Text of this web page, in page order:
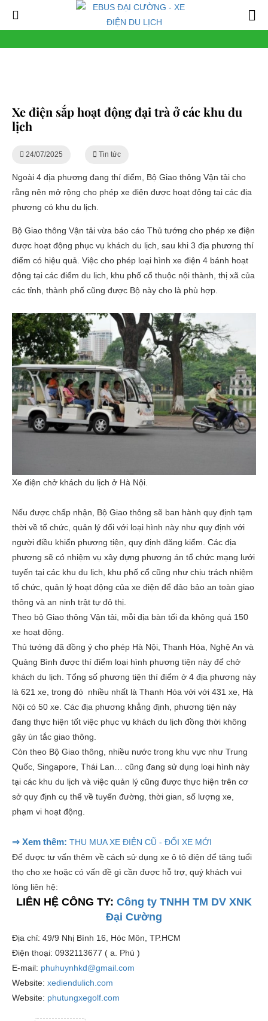
Xe điện sắp hoạt động đại trà ở các khu du
lịch
24/07/2025 Tin tức
Ngoài 4 địa phương đang thí điểm, Bộ Giao thông Vận tải cho
rằng nên mở rộng cho phép xe điện được hoạt động tại các địa
phương có khu du lịch.
Bộ Giao thông Vận tải vừa báo cáo Thủ tướng cho phép xe điện
được hoạt động phục vụ khách du lịch, sau khi 3 địa phương thí
điểm có hiệu quả. Việc cho phép loại hình xe điện 4 bánh hoạt
động tại các điểm du lịch, khu phố cổ thuộc nội thành, thị xã của
các tỉnh, thành phố cũng được Bộ này cho là phù hợp.
Xe điện chở khách du lịch ở Hà Nội.
Nếu được chấp nhận, Bộ Giao thông sẽ ban hành quy định tạm
thời về tổ chức, quản lý đối với loại hình này như quy định với
người điều khiển phương tiện, quy định đăng kiểm. Các địa
phương sẽ có nhiệm vụ xây dựng phương án tổ chức mạng lưới
tuyến tại các khu du lịch, khu phố cổ cũng như chịu trách nhiệm
tổ chức, quản lý hoạt động của xe điện để đảo bảo an toàn giao
thông và an ninh trật tự đô thị.
Theo bộ Giao thông Vận tải, mỗi địa bàn tối đa không quá 150
xe hoạt động.
Thủ tướng đã đồng ý cho phép Hà Nội, Thanh Hóa, Nghệ An và
Quảng Bình được thí điểm loại hình phương tiện này để chở
khách du lịch. Tổng số phương tiện thí điểm ở 4 địa phương này
là 621 xe, trong đó nhiều nhất là Thanh Hóa với với 431 xe, Hà
Nội có 50 xe. Các địa phương khẳng định, phương tiện này
đang thực hiện tốt việc phục vụ khách du lịch đồng thời không
gây ùn tắc giao thông.
Còn theo Bộ Giao thông, nhiều nước trong khu vực như Trung
Quốc, Singapore, Thái Lan… cũng đang sử dụng loại hình này
tại các khu du lịch và việc quản lý cũng được thực hiện trên cơ
sở quy định cụ thể về tuyến đường, thời gian, số lượng xe,
phạm vi hoạt động.
⇒ Xem thêm: THU MUA XE ĐIỆN CŨ - ĐỔI XE MỚI
Để được tư vấn thêm về cách sử dụng xe ô tô điện để tăng tuổi
thọ cho xe hoặc có vấn đề gì cần được hỗ trợ, quý khách vui
lòng liên hệ:
LIÊN HỆ CÔNG TY: Công ty TNHH TM DV XNK
Đại Cường
Địa chỉ: 49/9 Nhị Bình 16, Hóc Môn, TP.HCM
Điện thoại: 0932113677 ( a. Phú )
E-mail: phuhuynhkd@gmail.com
Website: xediendulich.com
Website: phutungxegolf.com